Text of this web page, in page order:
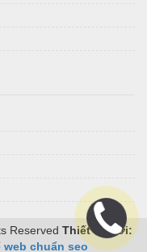
Reserved Thiết kế bởi:
web chuẩn seo